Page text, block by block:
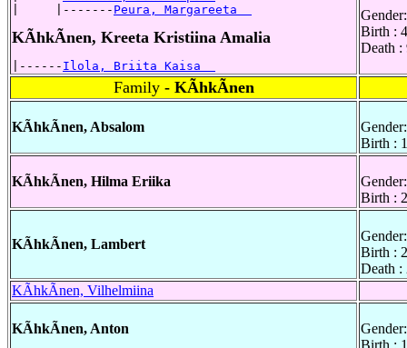
|     |------- Peura, Margareeta
KÃhkÃnen, Kreeta Kristiina Amalia
|------ Ilola, Briita Kaisa
Birth :
Death :
Family - KÃhkÃnen
KÃhkÃnen, Absalom
Birth :
KÃhkÃnen, Hilma Eriika
Birth :
KÃhkÃnen, Lambert
Birth :
Death :
KÃhkÃnen, Vilhelmiina
KÃhkÃnen, Anton
Birth :